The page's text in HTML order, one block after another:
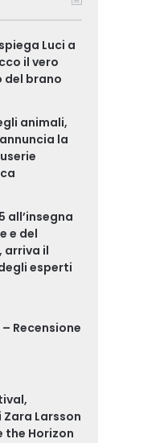
Luci a
il vero
brano
animali,
la
all’insegna
e del
arriva il
esperti
Recensione
Larsson
the Horizon